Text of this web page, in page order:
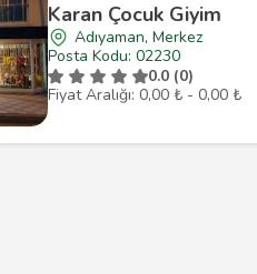
Karan Çocuk Giyim
Adıyaman, Merkez
Posta Kodu: 02230
0.0 (0)
Fiyat Aralığı: 0,00 ₺ - 0,00 ₺